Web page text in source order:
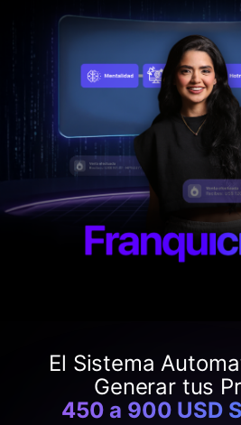
El Sistema
Generar tus
450 a 900 USD